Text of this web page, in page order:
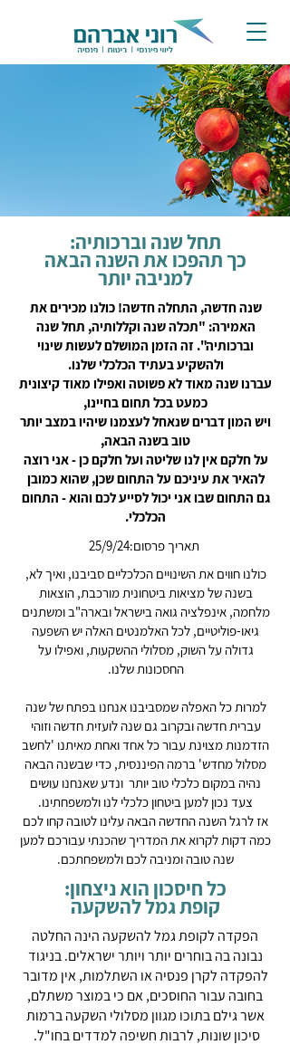
תחל שנה וברכותיה:
כך תהפכו את השנה הבאה
למניבה יותר
שנה חדשה, התחלה חדשה! כולנו מכירים את
האמירה: "תכלה שנה וקללותיה, תחל שנה
וברכותיה". זה הזמן המושלם לעשות שינוי
ולהשקיע בעתיד הכלכלי שלנו.
עברנו שנה מאוד לא פשוטה ואפילו מאוד קיצונית
כמעט בכל תחום בחיינו,
ויש המון דברים שנאחל לעצמנו שיהיו במצב יותר
טוב בשנה הבאה,
על חלקם אין לנו שליטה ועל חלקם כן - אני רוצה
להאיר את עיניכם על התחום שכן, שהוא כמובן
גם התחום שבו אני יכול לסייע לכם והוא - התחום
הכלכלי.
כולנו חווים את השינויים הכלכליים סביבנו, ואיך לא,
בשנה של מציאות ביטחונית מורכבת, הוצאות
מלחמה, אינפלציה גואה בישראל ובארה"ב ומשתנים
גיאו-פוליטיים, לכל האלמנטים האלה יש השפעה
גדולה על השוק, מסלולי ההשקעות, ואפילו על
החסכונות שלנו.
למרות כל האפלה שמסביבנו אנחנו בפתח של שנה
עברית חדשה ובקרוב גם שנה לועזית חדשה וזוהי
הזדמנות מצוינת עבור כל אחד ואחת מאיתנו 'לחשב
מסלול מחדש' ברמה הפיננסית, כדי שבשנה הבאה
נהיה במקום כלכלי טוב יותר ונדע שאנחנו עושים
צעד נכון למען ביטחון כלכלי לנו ולמשפחתינו.
אז לרגל השנה החדשה הבאה עלינו לטובה קחו לכם
כמה דקות לקרוא את המדריך שהכנתי עבורכם למען
שנה טובה ומניבה לכם ולמשפחתכם.
כל חיסכון הוא ניצחון:
קופת גמל להשקעה
הפקדה לקופת גמל להשקעה הינה החלטה
נבונה בה בוחרים יותר ויותר ישראלים. בניגוד
להפקדה לקרן פנסיה או השתלמות, אין מדובר
בחובה עבור החוסכים, אם כי במוצר משתלם,
אשר גילם בתוכו מגוון מסלולי השקעה ברמות
סיכון שונות, לרבות חשיפה למדדים בחו"ל.